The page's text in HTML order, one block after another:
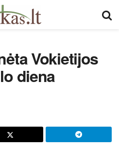
Vokietijos
diena